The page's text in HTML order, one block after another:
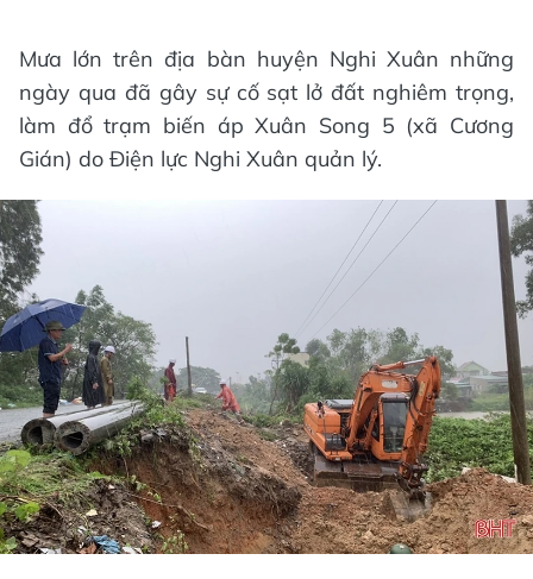
Mưa lớn trên địa bàn huyện Nghi Xuân những
ngày qua đã gây sự cố sạt lở đất nghiêm trọng,
làm đổ trạm biến áp Xuân Song 5 (xã Cương
Gián) do Điện lực Nghi Xuân quản lý.